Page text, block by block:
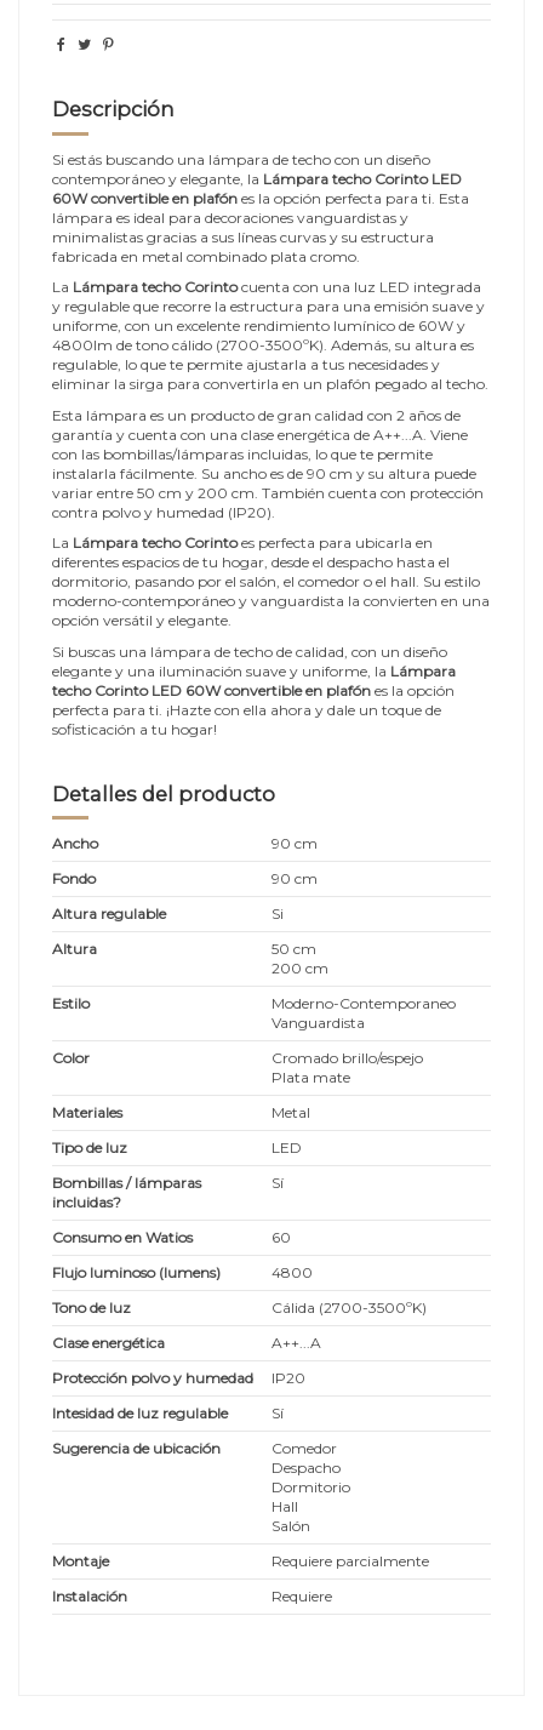
Descripción
Si estás buscando una lámpara de techo con un diseño
contemporáneo y elegante, la Lámpara techo Corinto LED
60W convertible en plafón es la opción perfecta para ti. Esta
lámpara es ideal para decoraciones vanguardistas y
minimalistas gracias a sus líneas curvas y su estructura
fabricada en metal combinado plata cromo.
La Lámpara techo Corintocuenta con una luz LED integrada
y regulable que recorre la estructura para una emisión suave y
uniforme, con un excelente rendimiento lumínico de 60W y
4800lm de tono cálido (2700-3500ºK). Además, su altura es
regulable, lo que te permite ajustarla a tus necesidades y
eliminar la sirga para convertirla en un plafón pegado al techo.
Esta lámpara es un producto de gran calidad con 2 años de
garantía y cuenta con una clase energética de A++...A. Viene
con las bombillas/lámparas incluidas, lo que te permite
instalarla fácilmente. Su ancho es de 90 cm y su altura puede
variar entre 50 cm y 200 cm. También cuenta con protección
contra polvo y humedad (IP20).
La Lámpara techo Corintoes perfecta para ubicarla en
diferentes espacios de tu hogar, desde el despacho hasta el
dormitorio, pasando por el salón, el comedor o el hall. Su estilo
moderno-contemporáneo y vanguardista la convierten en una
opción versátil y elegante.
Si buscas una lámpara de techo de calidad, con un diseño
elegante y una iluminación suave y uniforme, la Lámpara
techo Corinto LED 60W convertible en plafón es la opción
perfecta para ti. ¡Hazte con ella ahora y dale un toque de
sofisticación a tu hogar!
Detalles del producto
Ancho
90 cm
Fondo
90 cm
Altura regulable
Si
Altura
50 cm
200 cm
Estilo
Moderno-Contemporaneo
Vanguardista
Color
Cromado brillo/espejo
Plata mate
Materiales
Metal
Tipo de luz
LED
Bombillas / lámparas
incluidas?
Sí
Consumo en Watios
60
Flujo luminoso (lumens)
4800
Tono de luz
Cálida (2700-3500ºK)
Clase energética
A++...A
Protección polvo y humedad
IP20
Intesidad de luz regulable
Sí
Sugerencia de ubicación
Comedor
Despacho
Dormitorio
Hall
Salón
Montaje
Requiere parcialmente
Instalación
Requiere